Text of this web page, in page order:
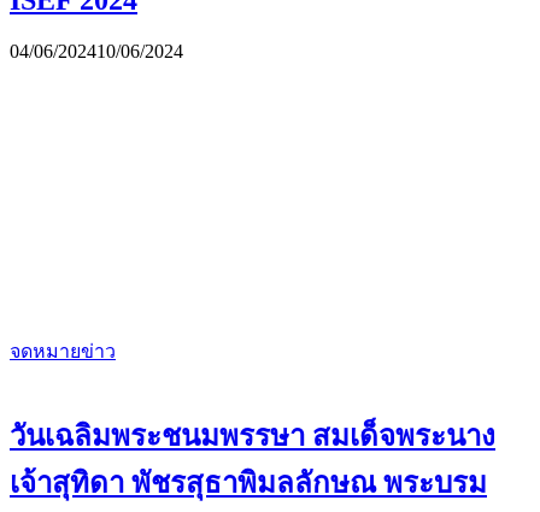
04/06/202410/06/2024
จดหมายข่าว
วันเฉลิมพระชนมพรรษา สมเด็จพระนาง
เจ้าสุทิดา พัชรสุธาพิมลลักษณ พระบรม